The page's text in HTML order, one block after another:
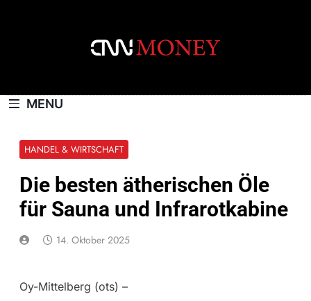
MENU
HANDEL & WIRTSCHAFT
Die besten ätherischen Öle
für Sauna und Infrarotkabine
14. Oktober 2025
Oy-Mittelberg (ots) –